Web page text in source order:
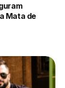
Mata de